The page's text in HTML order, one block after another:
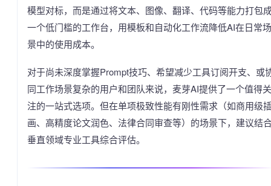
模型对标，而是通过将文本、图像、翻译、代码等能力打包
一个低门槛的工作台，用模板和自动化工作流降低AI在日常场
景中的使用成本。
对于尚未深度掌握Prompt技巧、希望减少工具订阅开支、或
同工作场景复杂的用户和团队来说，麦芽AI提供了一个值得关
注的一站式选项。但在单项极致性能有刚性需求（如商用级
画、高精度论文润色、法律合同审查等）的场景下，建议结
垂直领域专业工具综合评估。